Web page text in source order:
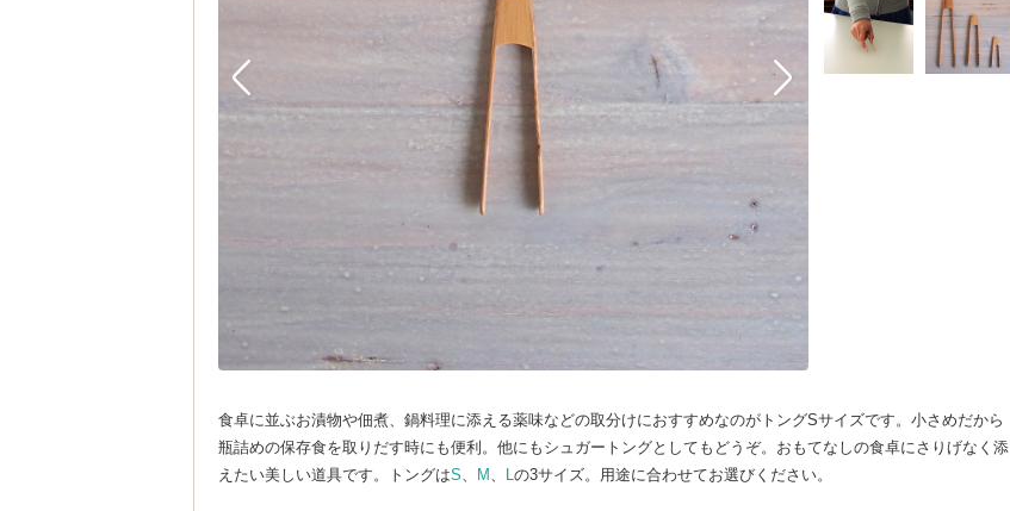
食卓に並ぶお漬物や佃煮、鍋料理に添える薬味などの取分けにおすすめなのがトングSサイズです。小さめだから
瓶詰めの保存食を取りだす時にも便利。他にもシュガートングとしてもどうぞ。おもてなしの食卓にさりげなく添
えたい美しい道具です。トングはS、 M 、 Lの3サイズ。用途に合わせてお選びください。